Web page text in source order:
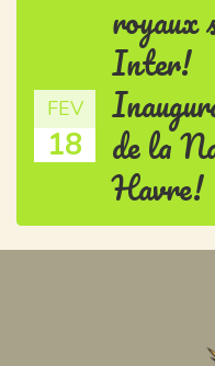
royaux
Inter!
FEV
18
de la
Havre!